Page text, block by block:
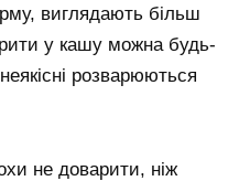
виглядають більш
у кашу можна будь-
розварюються
не доварити, ніж